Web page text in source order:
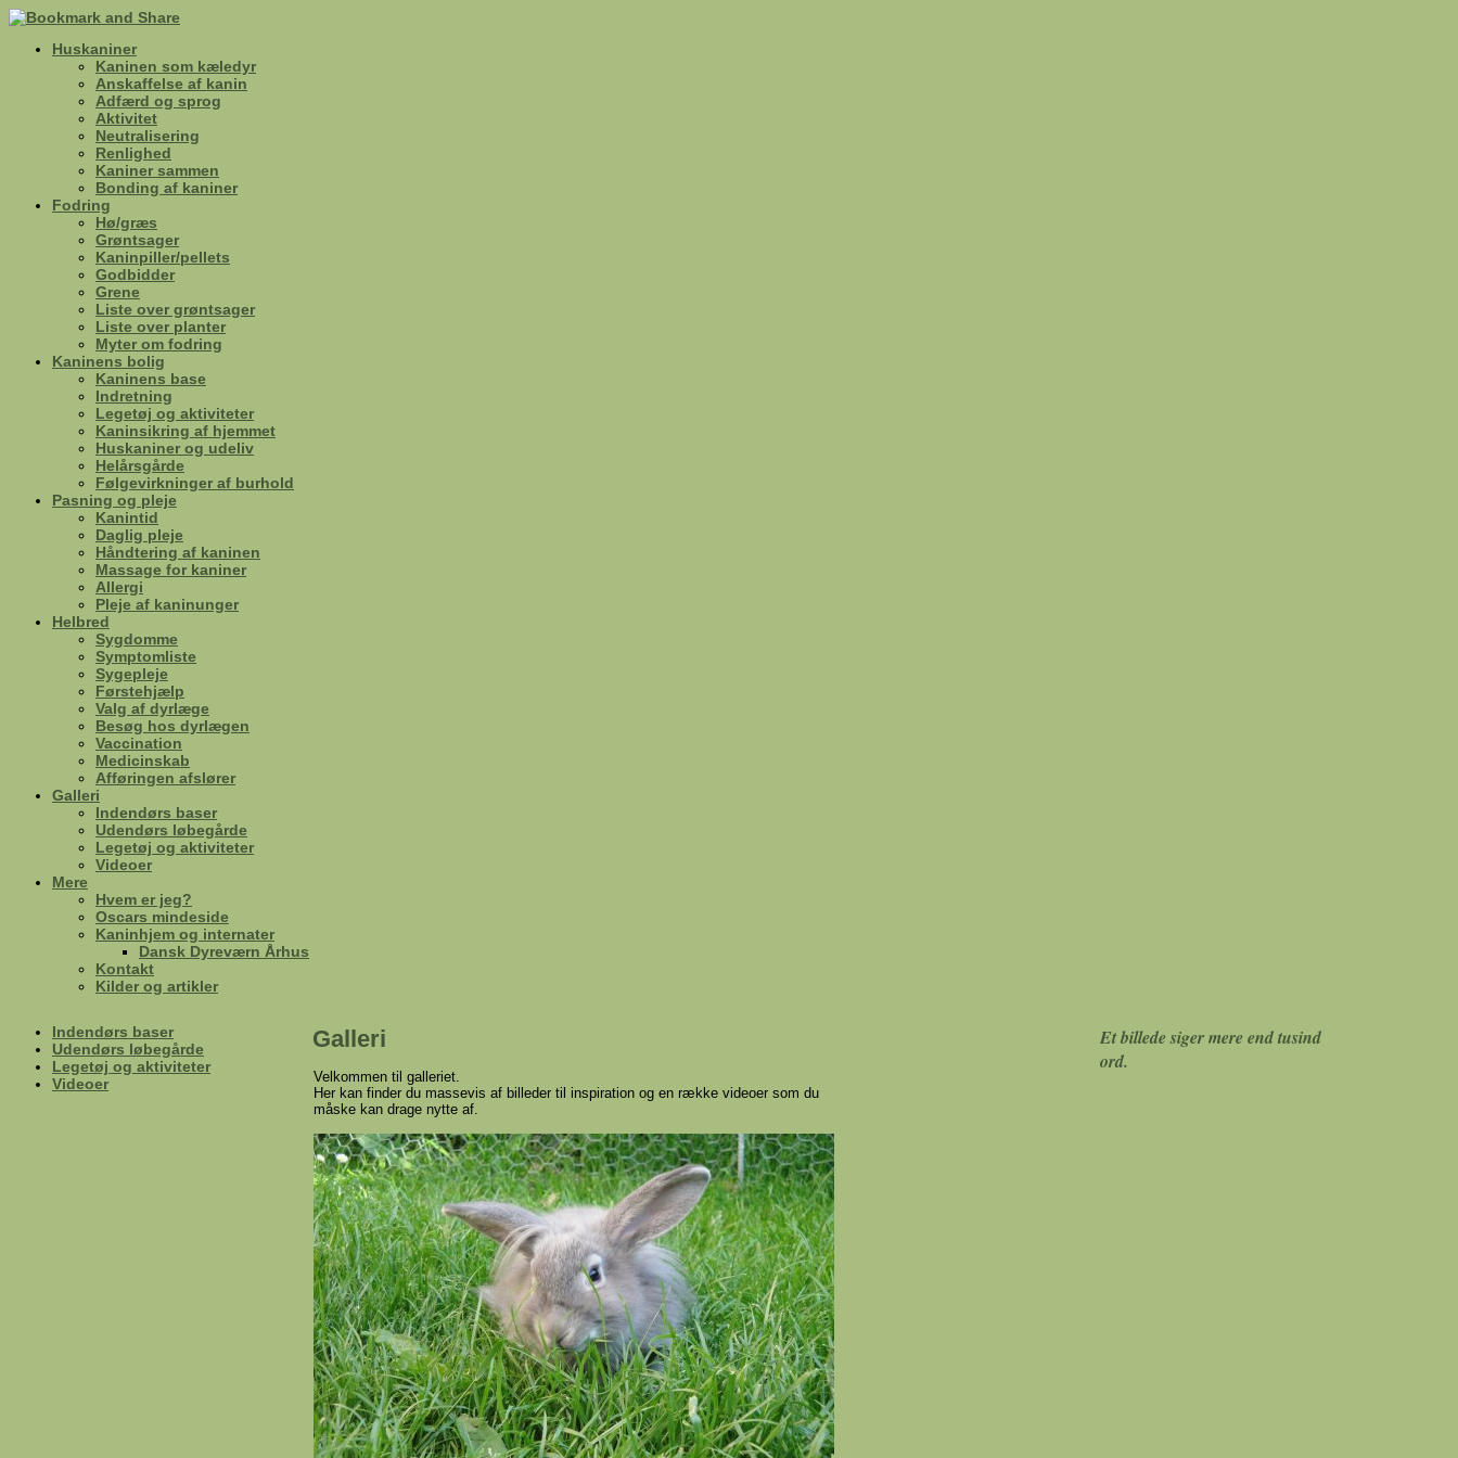
Huskaniner
Kaninen som kæledyr
Anskaffelse af kanin
Adfærd og sprog
Aktivitet
Neutralisering
Renlighed
Kaniner sammen
Bonding af kaniner
Fodring
Hø/græs
Grøntsager
Kaninpiller/pellets
Godbidder
Grene
Liste over grøntsager
Liste over planter
Myter om fodring
Kaninens bolig
Kaninens base
Indretning
Legetøj og aktiviteter
Kaninsikring af hjemmet
Huskaniner og udeliv
Helårsgårde
Følgevirkninger af burhold
Pasning og pleje
Kanintid
Daglig pleje
Håndtering af kaninen
Massage for kaniner
Allergi
Pleje af kaninunger
Helbred
Sygdomme
Symptomliste
Sygepleje
Førstehjælp
Valg af dyrlæge
Besøg hos dyrlægen
Vaccination
Medicinskab
Afføringen afslører
Galleri
Indendørs baser
Udendørs løbegårde
Legetøj og aktiviteter
Videoer
Mere
Hvem er jeg?
Oscars mindeside
Kaninhjem og internater
Dansk Dyreværn Århus
Kontakt
Kilder og artikler
Indendørs baser
Udendørs løbegårde
Legetøj og aktiviteter
Videoer
Galleri
Velkommen til galleriet.
Her kan finder du massevis af billeder til inspiration og en række videoer som du
måske kan drage nytte af.
Et billede siger mere end tusind
ord.